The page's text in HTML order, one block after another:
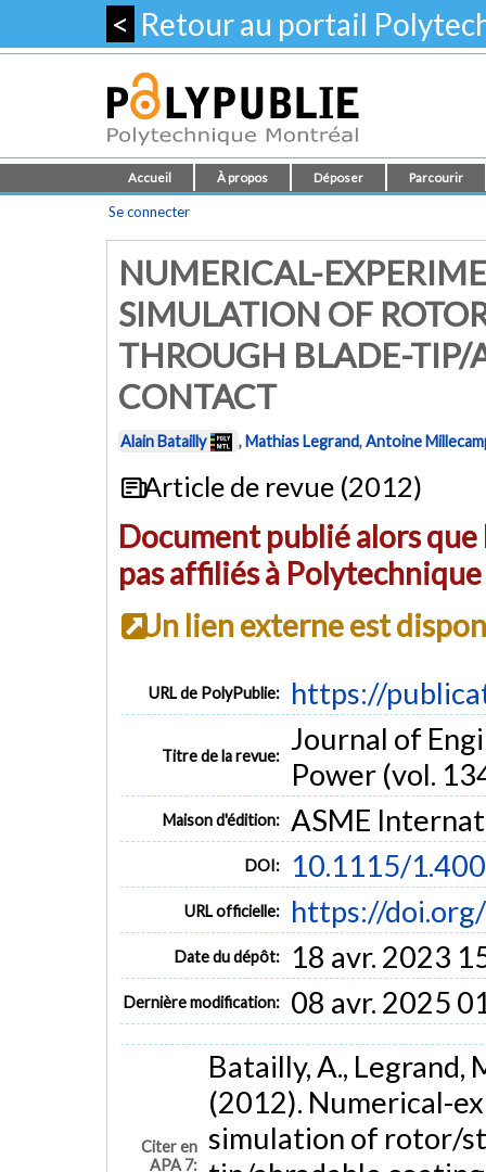
< Retour au portail
Accueil À propos Déposer Parcourir
Se connecter
NUMERICAL-
SIMULATION OF
THROUGH BLADE-TIP/
CONTACT
Alain Batailly ,Mathias Legrand,Antoine
Article de revue (2012)
Document publié alors
pas affiliés à
Un lien externe est
URL de PolyPublie: https://
Titre de la revue: Journal of
Power (vol.
Maison d'édition: ASME
DOI: 10.1115/
URL officielle: https://
Date du dépôt: 18 avr. 2023
Dernière modification: 08 avr. 2025
Citer en
APA 7:
Batailly, A., Legrand,
(2012). Numerical-
simulation of rotor/